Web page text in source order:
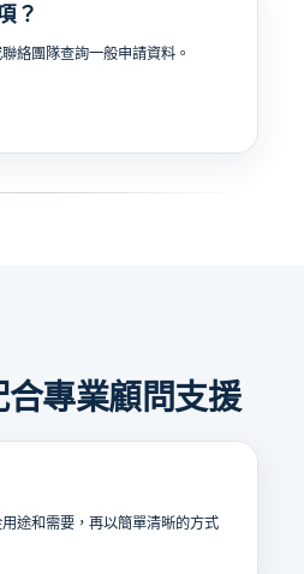
？
絡團隊查詢一般申請資料。
專業顧問支援
途和需要，再以簡單清晰的方式